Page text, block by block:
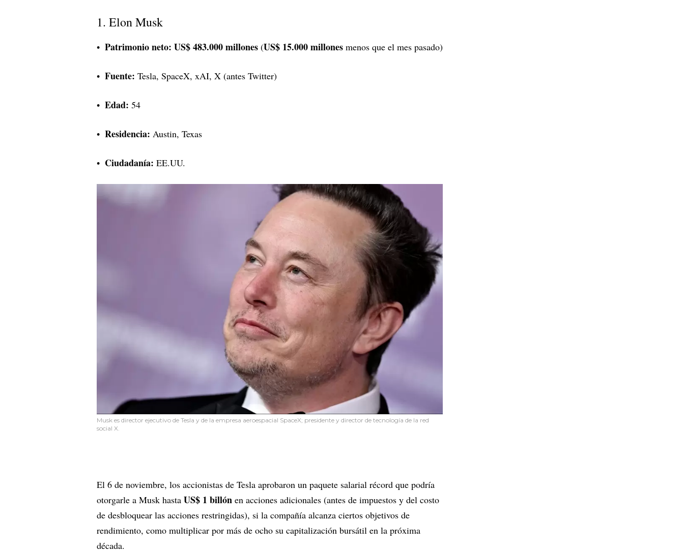
1. Elon Musk
Patrimonio neto: US$ 483.000 millones (US$ 15.000 millones menos que el mes pasado)
Fuente: Tesla, SpaceX, xAI, X (antes Twitter)
Edad: 54
Residencia: Austin, Texas
Ciudadanía: EE.UU.
Musk es director ejecutivo de Tesla y de la empresa aeroespacial SpaceX; presidente y director de tecnología de la red
social X.
El 6 de noviembre, los accionistas de Tesla aprobaron un paquete salarial récord que podría
otorgarle a Musk hasta US$ 1 billón en acciones adicionales (antes de impuestos y del costo
de desbloquear las acciones restringidas), si la compañía alcanza ciertos objetivos de
rendimiento, como multiplicar por más de ocho su capitalización bursátil en la próxima
década.